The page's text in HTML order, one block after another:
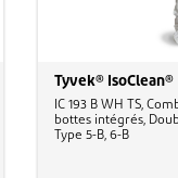
Tyvek® IsoClean®
IC 193 B WH TS,
bottes intégrés,
Type 5-B, 6-B